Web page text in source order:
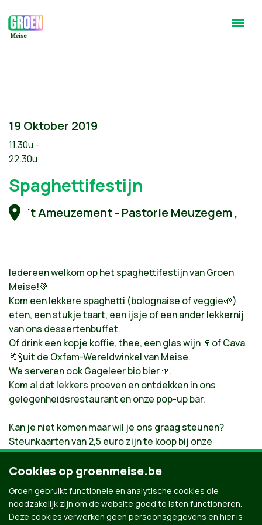
19 Oktober 2019
11.30u -
22.30u
Spaghettifestijn
't Ameuzement - Pastorie Meuzegem ,
Iedereen welkom op het spaghettifestijn van Groen
Meise!💚
Kom een lekkere spaghetti (bolognaise of veggie🌱)
eten, een stukje taart, een ijsje of een ander lekkernij
van ons dessertenbuffet.
Of drink een kopje koffie, thee, een glas wijn 🍷of Cava
🥂🍾uit de Oxfam-Wereldwinkel van Meise.
We serveren ook Gageleer bio bier🍺.
Kom al dat lekkers proeven en ontdekken in ons
gelegenheidsrestaurant en onze pop-up bar.
Kan je niet komen maar wil je ons graag steunen?
Steunkaarten van 2,5 euro zijn te koop bij onze
mandatarissenMarie-jeanne Thaelemans,Thomas
Goethals, Karine Métensen onze leden.
Zaterdag 19 oktober van 11u30 tot 22u
't Ameuzement - Pastorij Meuzegem
Cookies op groenmeise.be
Groen gebruikt functionele en analytische cookies die
noodzakelijk zijn om de website goed te laten functioneren.
Deze cookies verwerken geen persoonsgegevens en hier is